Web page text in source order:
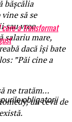
bășcălia
să se
sau vreo
salariu mare,
dacă își bate
”Păi cine a
ne tratăm…
un ceva de
care a transformat
obligatorii